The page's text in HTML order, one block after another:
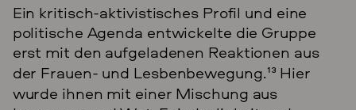
Ein kritisch-aktivistisches Profil und eine
politische Agenda entwickelte die Gruppe
erst mit den aufgeladenen Reaktionen aus
der Frauen- und Lesbenbewegung.13 Hier
wurde ihnen mit einer Mischung aus